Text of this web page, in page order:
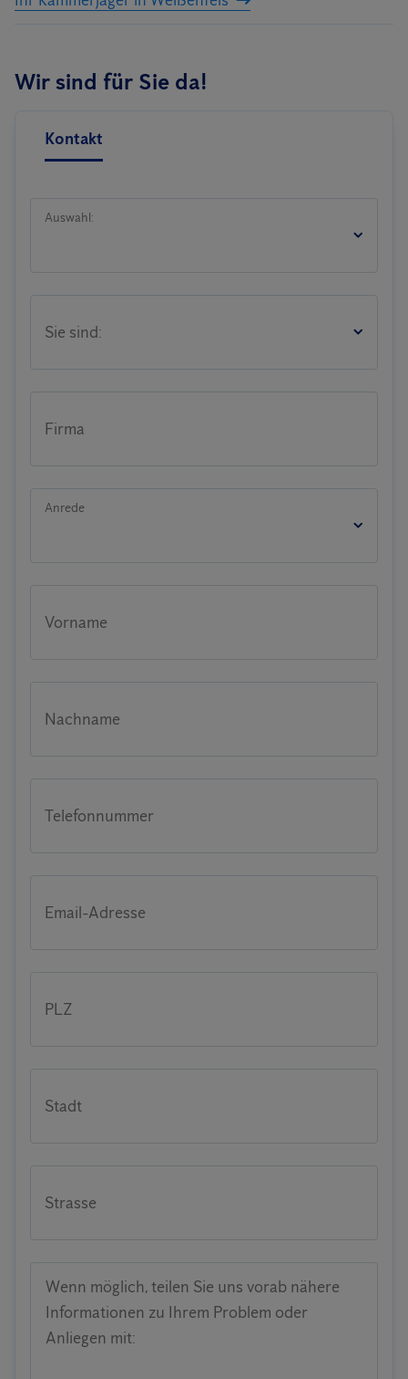
Wir sind für Sie da!
Kontakt
Auswahl:
Sie sind:
Firma
Anrede
Vorname
Nachname
Telefonnummer
Email-Adresse
PLZ
Stadt
Strasse
Wenn möglich, teilen Sie uns vorab nähere
Informationen zu Ihrem Problem oder
Anliegen mit: